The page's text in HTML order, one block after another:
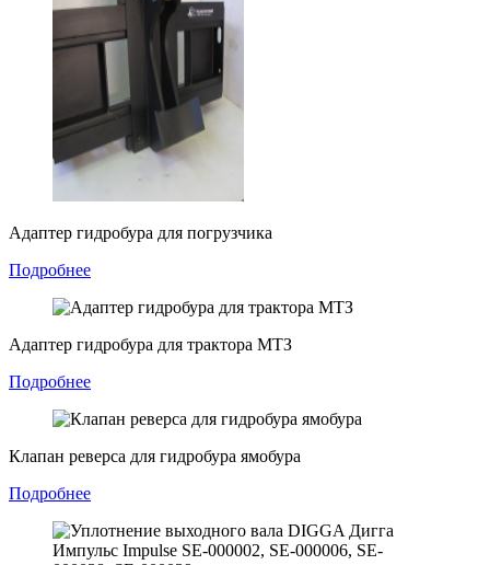
Адаптер гидробура для погрузчика
Подробнее
Адаптер гидробура для трактора МТЗ
Подробнее
Клапан реверса для гидробура ямобура
Подробнее